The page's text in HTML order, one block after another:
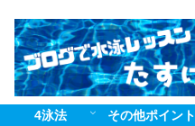
4泳法 その他ポイント